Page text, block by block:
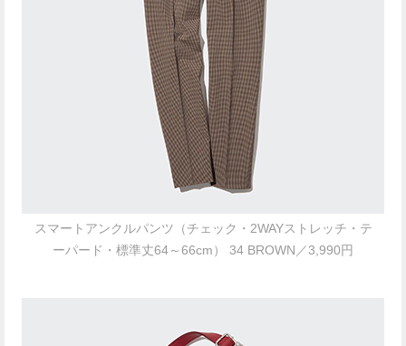
スマートアンクルパンツ（チェック・2WAYストレッチ・テ
ーパード・標準丈64～66cm） 34 BROWN／3,990円